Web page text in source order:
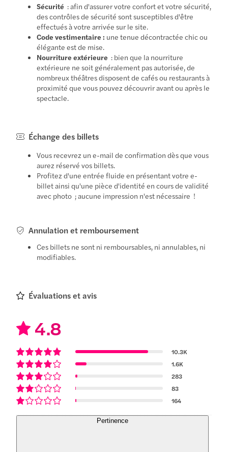
Sécurité : afin d'assurer votre confort et votre sécurité,
des contrôles de sécurité sont susceptibles d'être
effectués à votre arrivée sur le site.
Code vestimentaire : une tenue décontractée chic ou
élégante est de mise.
Nourriture extérieure : bien que la nourriture
extérieure ne soit généralement pas autorisée, de
nombreux théâtres disposent de cafés ou restaurants à
proximité que vous pouvez découvrir avant ou après le
spectacle.
Échange des billets
Vous recevrez un e-mail de confirmation dès que vous
aurez réservé vos billets.
Profitez d'une entrée fluide en présentant votre e-
billet ainsi qu'une pièce d'identité en cours de validité
avec photo ; aucune impression n'est nécessaire !
Annulation et remboursement
Ces billets ne sont ni remboursables, ni annulables, ni
modifiables.
Évaluations et avis
4.8
10.3K
1.6K
283
83
164
Pertinence